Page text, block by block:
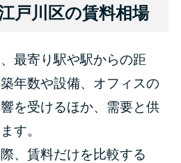
戸川区の賃料相場
最寄り駅や駅からの距
年数や設備、オフィスの
を受けるほか、需要と供
す。
、賃料だけを比較する